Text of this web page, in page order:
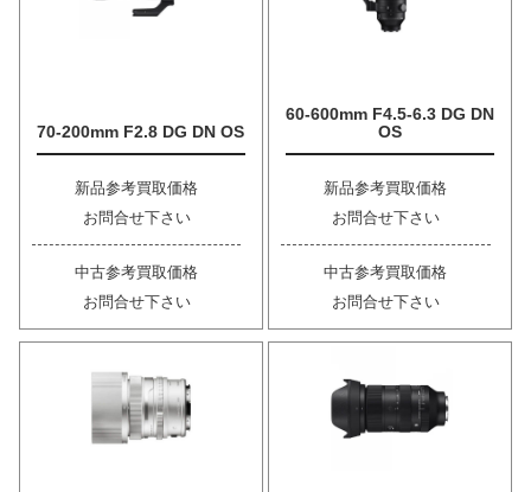
70-200mm F2.8 DG DN OS
新品参考買取価格
お問合せ下さい
中古参考買取価格
お問合せ下さい
60-600mm F4.5-6.3 DG DN
OS
新品参考買取価格
お問合せ下さい
中古参考買取価格
お問合せ下さい